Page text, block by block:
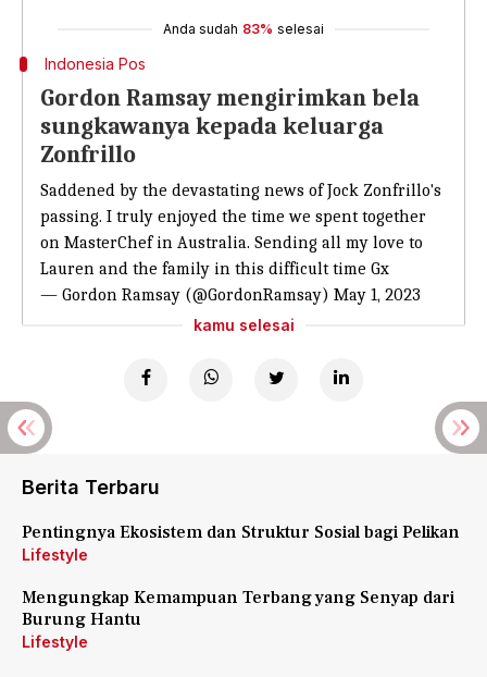
Anda sudah 83% selesai
Indonesia Pos
Gordon Ramsay mengirimkan bela
sungkawanya kepada keluarga
Zonfrillo
Saddened by the devastating news of Jock Zonfrillo's
passing. I truly enjoyed the time we spent together
on MasterChef in Australia. Sending all my love to
Lauren and the family in this difficult time Gx
— Gordon Ramsay (@GordonRamsay) May 1, 2023
kamu selesai
Berita Terbaru
Pentingnya Ekosistem dan Struktur Sosial bagi Pelikan
Lifestyle
Mengungkap Kemampuan Terbang yang Senyap dari
Burung Hantu
Lifestyle